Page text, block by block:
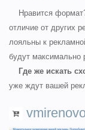
Нравится
отличие от других
лояльны к
будут максимально
Где же искать
уже ждут вашей